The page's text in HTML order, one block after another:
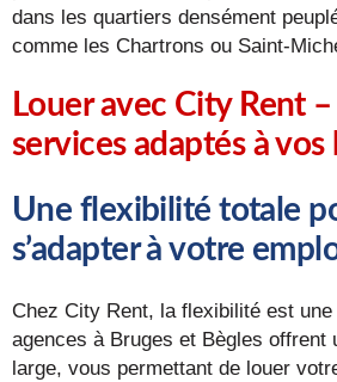
dans les quartiers densément
comme les Chartrons ou Saint-
Louer avec City Rent
services adaptés à vos
Une flexibilité totale
s’adapter à votre
Chez City Rent, la flexibilité est
agences à Bruges et Bègles offrent
large, vous permettant de louer